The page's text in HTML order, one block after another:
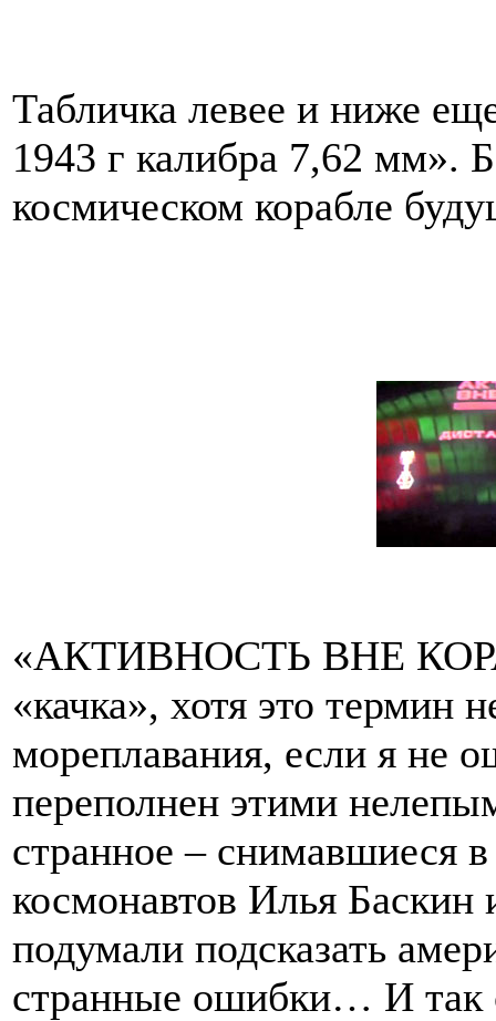
Табличка левее и ниже
1943 г калибра 7,62 мм».
космическом корабле
«АКТИВНОСТЬ ВНЕ
«качка», хотя это термин
мореплавания, если я не
переполнен этими
странное – снимавшиеся
космонавтов Илья
подумали подсказать
странные ошибки… И так